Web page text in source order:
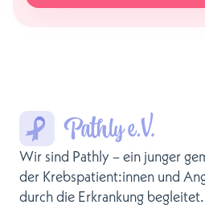
Wir sind Pathly – ein junger
der Krebspatient:innen und
durch die Erkrankung begleitet.